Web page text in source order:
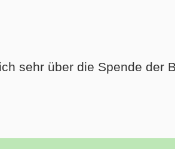
sehr über die Spende der